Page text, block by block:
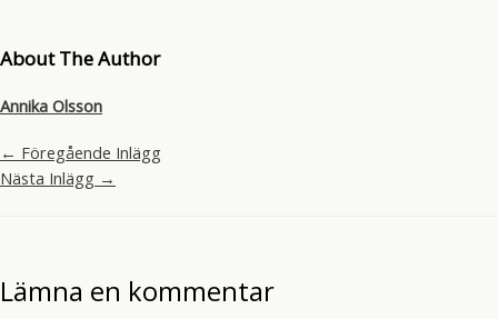
About The Author
Annika Olsson
← Föregående Inlägg
Nästa Inlägg →
Lämna en kommentar